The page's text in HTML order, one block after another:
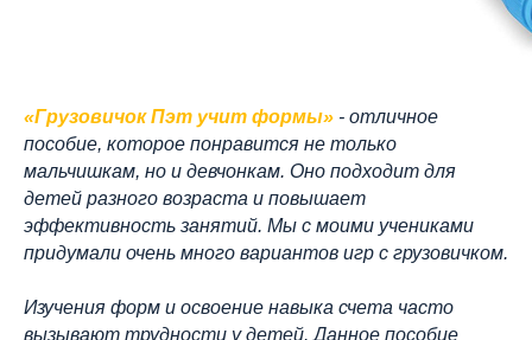
«Грузовичок Пэт учит формы» - отличное
пособие, которое понравится не только
мальчишкам, но и девчонкам. Оно подходит для
детей разного возраста и повышает
эффективность занятий. Мы с моими учениками
придумали очень много вариантов игр с грузовичком.
Изучения форм и освоение навыка счета часто
вызывают трудности у детей. Данное пособие